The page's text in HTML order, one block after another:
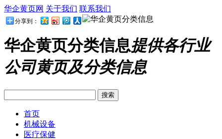
华企黄页网 关于我们 联系我们
分享到：
华企黄页分类信息提供各行业
公司黄页及分类信息
首页
机械设备
医疗保健